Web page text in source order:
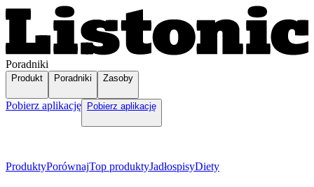
Poradniki
Produkt Poradniki Zasoby
Pobierz aplikację Pobierz aplikację
ProduktyPorównajTop produktyJadłospisyDiety